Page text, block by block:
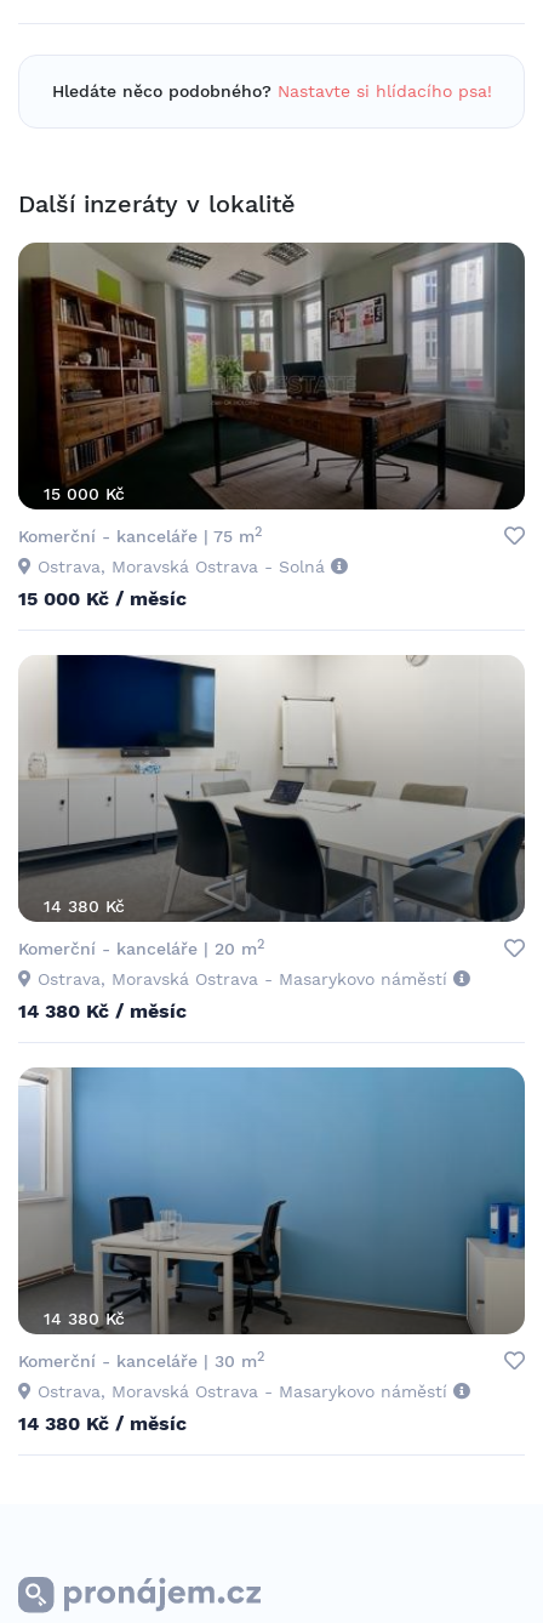
Hledáte něco podobného? Nastavte si hlídacího psa!
Další inzeráty v lokalitě
15 000 Kč
Komerční - kanceláře | 75 m2
Ostrava, Moravská Ostrava - Solná
15 000 Kč / měsíc
14 380 Kč
Komerční - kanceláře | 20 m2
Ostrava, Moravská Ostrava - Masarykovo náměstí
14 380 Kč / měsíc
14 380 Kč
Komerční - kanceláře | 30 m2
Ostrava, Moravská Ostrava - Masarykovo náměstí
14 380 Kč / měsíc